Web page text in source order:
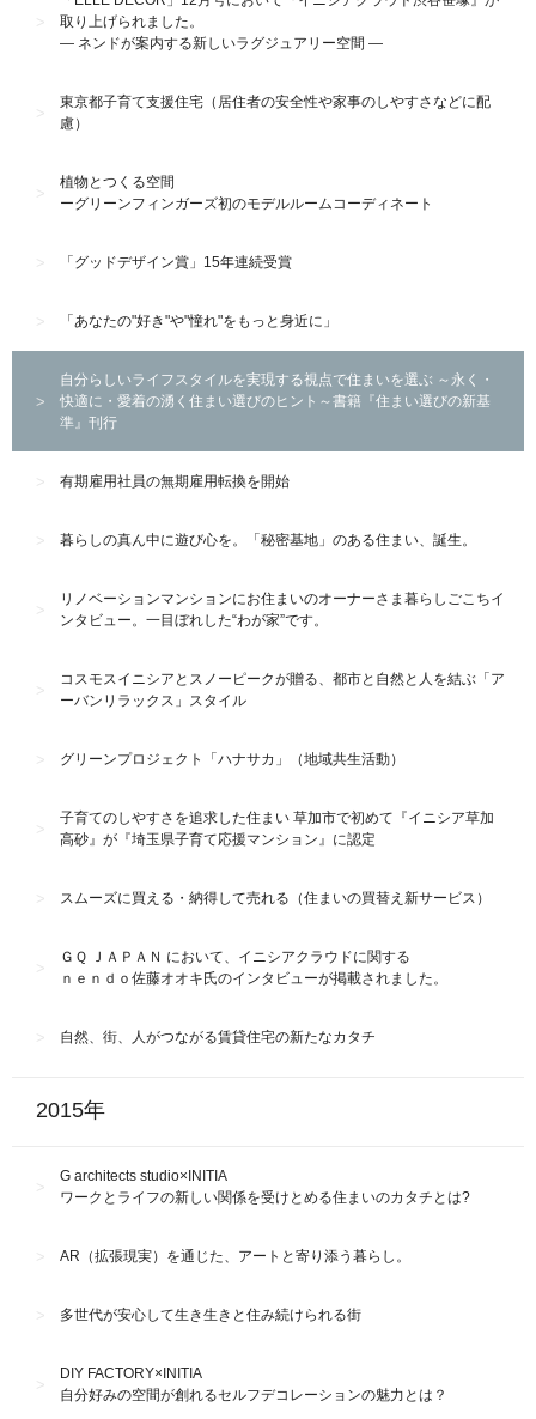
取り上げられました。
― ネンドが案内する新しいラグジュアリー空間 ―
東京都子育て支援住宅（居住者の安全性や家事のしやすさなどに配
慮）
植物とつくる空間
ーグリーンフィンガーズ初のモデルルームコーディネート
「グッドデザイン賞」15年連続受賞
「あなたの"好き"や"憧れ"をもっと身近に」
自分らしいライフスタイルを実現する視点で住まいを選ぶ ～永く・
快適に・愛着の湧く住まい選びのヒント～書籍『住まい選びの新基
準』刊行
有期雇用社員の無期雇用転換を開始
暮らしの真ん中に遊び心を。「秘密基地」のある住まい、誕生。
リノベーションマンションにお住まいのオーナーさま暮らしごこちイ
ンタビュー。一目ぼれした“わが家”です。
コスモスイニシアとスノーピークが贈る、都市と自然と人を結ぶ「ア
ーバンリラックス」スタイル
グリーンプロジェクト「ハナサカ」（地域共生活動）
子育てのしやすさを追求した住まい 草加市で初めて『イニシア草加
高砂』が『埼玉県子育て応援マンション』に認定
スムーズに買える・納得して売れる（住まいの買替え新サービス）
ＧＱ ＪＡＰＡＮ において、イニシアクラウドに関する
ｎｅｎｄｏ佐藤オオキ氏のインタビューが掲載されました。
自然、街、人がつながる賃貸住宅の新たなカタチ
2015年
G architects studio×INITIA
ワークとライフの新しい関係を受けとめる住まいのカタチとは?
AR（拡張現実）を通じた、アートと寄り添う暮らし。
多世代が安心して生き生きと住み続けられる街
DIY FACTORY×INITIA
自分好みの空間が創れるセルフデコレーションの魅力とは？